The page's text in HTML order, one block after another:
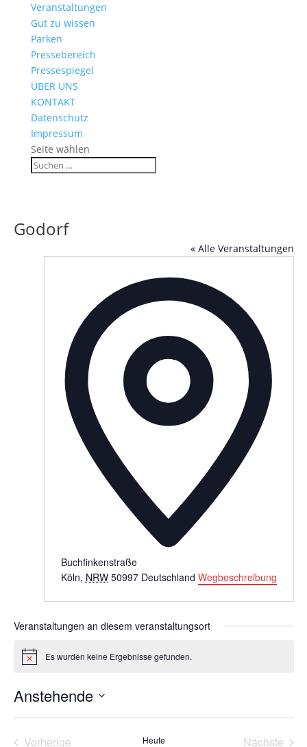
Veranstaltungen
Gut zu wissen
Parken
Pressebereich
Pressespiegel
ÜBER UNS
KONTAKT
Datenschutz
Impressum
Seite wählen
Godorf
« Alle Veranstaltungen
Buchfinkenstraße
Köln, NRW 50997 Deutschland Wegbeschreibung
Veranstaltungen an diesem veranstaltungsort
HinweisEs wurden keine Ergebnisse gefunden.
Anstehende
Vorherige Heute Nächste